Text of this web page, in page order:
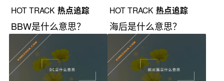
HOT TRACK 热点追踪
BBW是什么意思？
HOT TRACK 热点追踪
海后是什么意思？